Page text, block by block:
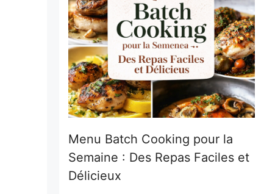
Menu Batch Cooking pour la
Semaine : Des Repas Faciles et
Délicieux